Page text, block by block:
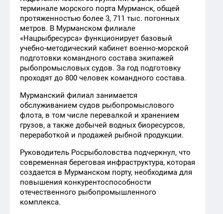
терминале морского порта Мурманск, общей
протяженностью более 3, 711 тыс. погонных
метров. В Мурманском филиале
«Нацрыбресурса» функционирует базовый
учебно-методический кабинет военно-морской
подготовки командного состава экипажей
рыбопромысловых судов. За год подготовку
проходят до 800 человек командного состава.
Мурманский филиал занимается
обслуживанием судов рыбопромыслового
флота, в том числе перевалкой и хранением
грузов, а также добычей водных биоресурсов,
переработкой и продажей рыбной продукции.
Руководитель Росрыболовства подчеркнул, что
современная береговая инфраструктура, которая
создается в Мурманском порту, необходима для
повышения конкурентоспособности
отечественного рыбопромышленного
комплекса.